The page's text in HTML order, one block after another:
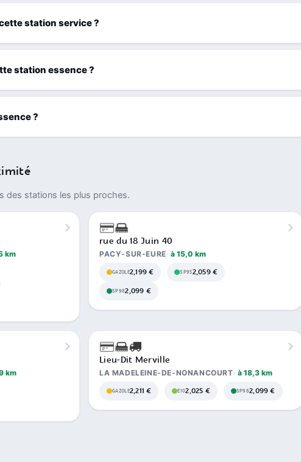
station service ?
station essence ?
?
des stations les plus proches.
km
rue du 18 Juin 40
PACY-SUR-EURE à 15,0 km
GAZOLE2,199 € SP952,059 €
SP982,099 €
km
Lieu-Dit Merville
LA MADELEINE-DE-NONANCOURT à 18,3 km
GAZOLE2,211 € E102,025 € SP982,099 €